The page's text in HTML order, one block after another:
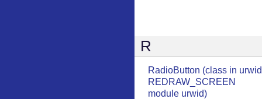
R
RadioButton (class in
module urwid)